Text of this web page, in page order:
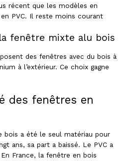
récent que les modèles en
PVC. Il reste moins courant
fenêtre mixte alu bois
des fenêtres avec du bois à
à l’extérieur. Ce choix gagne
des fenêtres en
bois a été le seul matériau pour
ans, sa part a baissé. Le PVC a
France, la fenêtre en bois